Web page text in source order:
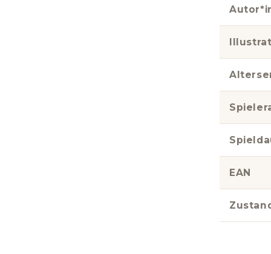
EAN